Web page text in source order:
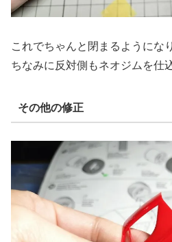
これでちゃんと閉まるようにな
ちなみに反対側もネオジムを仕
その他の修正